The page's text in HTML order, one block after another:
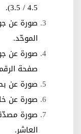
4.5 / 3.5).
صورة عن
الموحّد.
صورة عن
صفحة
صورة عن
صورة عن
صورة
العاشر.